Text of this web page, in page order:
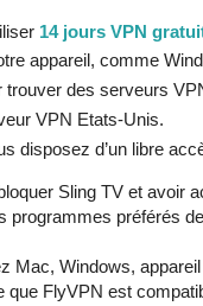
14 jours VPN
appareil, comme
trouver des serveurs
VPN Etats-Unis.
disposez d’un libre
Sling TV et avoir
programmes préférés
Mac, Windows,
que FlyVPN est